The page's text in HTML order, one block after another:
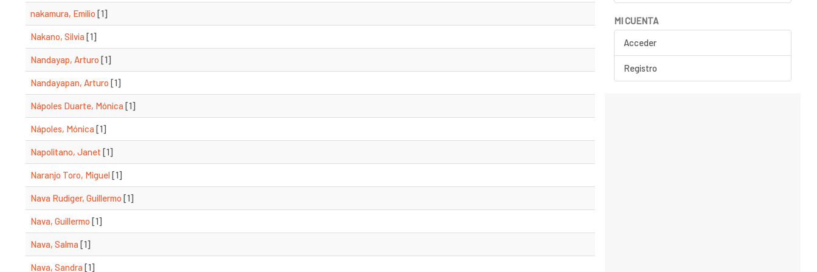
nakamura, Emilio [1]
Nakano, Silvia[1]
Nandayap, Arturo [1]
Nandayapan, Arturo [1]
Nápoles Duarte, Mónica[1]
Nápoles, Mónica[1]
Napolitano, Janet [1]
Naranjo Toro, Miguel[1]
Nava Rudiger, Guillermo [1]
Nava, Guillermo [1]
Nava, Salma[1]
Nava, Sandra[1]
MI CUENTA
Acceder
Registro